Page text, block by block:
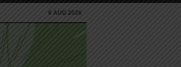
6 AUG 2026